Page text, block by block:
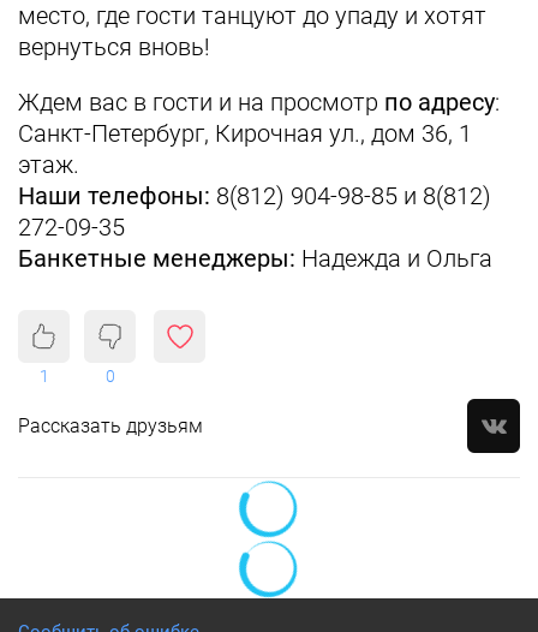
место, где гости танцуют до упаду и хотят
вернуться вновь!
Ждем вас в гости и на просмотр по адресу:
Санкт-Петербург, Кирочная ул., дом 36, 1
этаж.
Наши телефоны: 8(812) 904-98-85 и 8(812)
272-09-35
Банкетные менеджеры: Надежда и Ольга
1 0
Рассказать друзьям